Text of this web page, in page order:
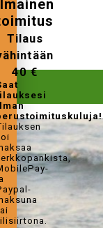
Ilmainen
Tilaus
40 €